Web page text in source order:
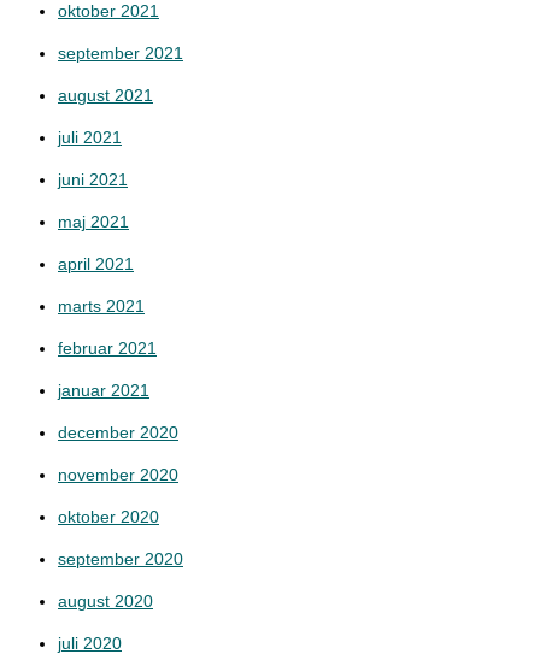
oktober 2021
september 2021
august 2021
juli 2021
juni 2021
maj 2021
april 2021
marts 2021
februar 2021
januar 2021
december 2020
november 2020
oktober 2020
september 2020
august 2020
juli 2020